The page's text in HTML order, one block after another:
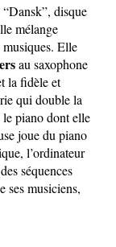
disque
mélange
musiques. Elle
au saxophone
la fidèle et
qui double la
le piano dont elle
joue du piano
l’ordinateur
séquences
ses musiciens,